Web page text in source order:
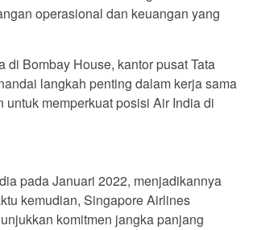
operasional dan keuangan yang
Bombay House, kantor pusat Tata
langkah penting dalam kerja sama
memperkuat posisi Air India di
pada Januari 2022, menjadikannya
kemudian, Singapore Airlines
komitmen jangka panjang